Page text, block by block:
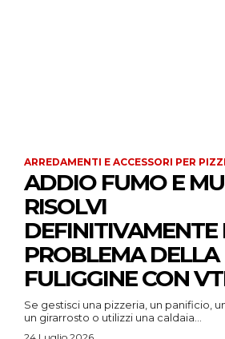
ARREDAMENTI E ACCESSORI PER
ADDIO FUMO E
RISOLVI
DEFINITIVAMENTE
PROBLEMA DELLA
FULIGGINE CON
Se gestisci una pizzeria, un panificio,
un girarrosto o utilizzi una caldaia...